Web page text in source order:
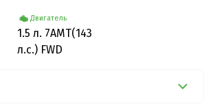
Двигатель
1.5 л. 7AMT(143
л.с.) FWD